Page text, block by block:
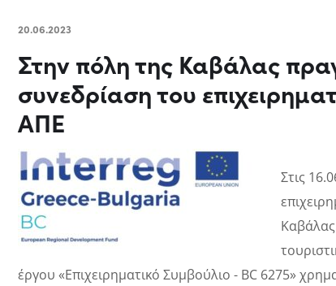
20.06.2023
Στην πόλη της Καβάλας
συνεδρίαση του
ΑΠΕ
Στις
έργου «Επιχειρηματικό Συμβούλιο - BC 6275»